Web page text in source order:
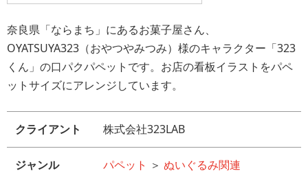
奈良県「ならまち」にあるお菓子屋さん、
OYATSUYA323（おやつやみつみ）様のキャラクター「323
くん」の口パクパペットです。お店の看板イラストをパペ
ットサイズにアレンジしています。
クライアント 株式会社323LAB
ジャンル パペット ＞ ぬいぐるみ関連